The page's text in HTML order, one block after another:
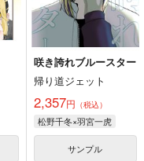
咲き誇れブルースター
帰り道ジェット
2,357円 （税込）
松野千冬×羽宮一虎
サンプル